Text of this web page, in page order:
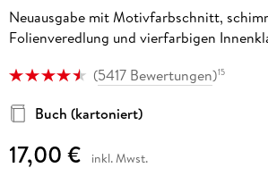
Neuausgabe mit Motivfarbschnitt,
Folienveredlung und vierfarbigen
(5417 Bewertungen)15
Buch (kartoniert)
17,00 € inkl. Mwst.